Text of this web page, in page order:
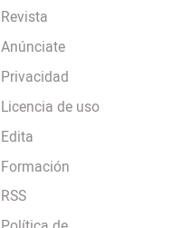
Revista
Anúnciate
Privacidad
Licencia de uso
Edita
Formación
RSS